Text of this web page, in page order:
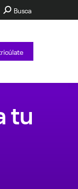
Buscar:
Busca
tu